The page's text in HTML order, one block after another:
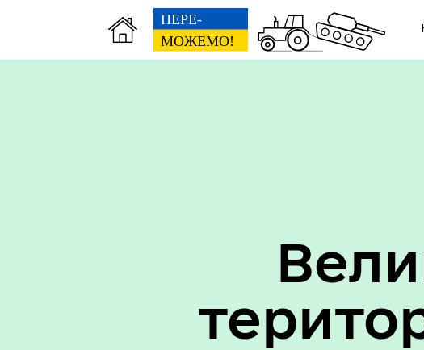
установ